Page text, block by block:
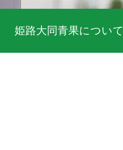
姫路大同青果について